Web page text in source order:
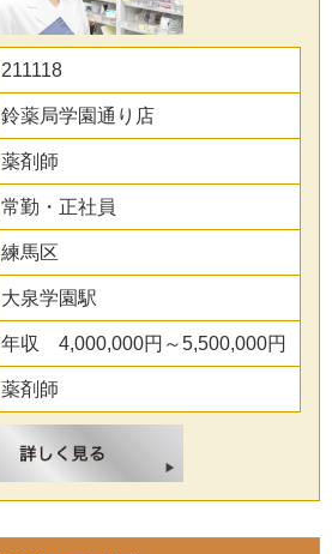
211118
鈴薬局学園通り店
薬剤師
常勤・正社員
練馬区
大泉学園駅
年収 4,000,000円～5,500,000円
薬剤師